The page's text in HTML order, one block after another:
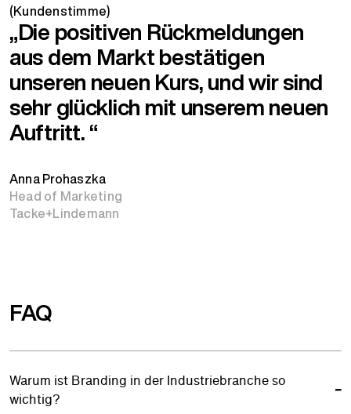
(Kundenstimme)
„Die positiven Rückmeldungen
aus dem Markt bestätigen
unseren neuen Kurs, und wir sind
sehr glücklich mit unserem neuen
Auftritt. “
Anna Prohaszka
Head of Marketing
Tacke+Lindemann
FAQ
Warum ist Branding in der Industriebranche so
wichtig?